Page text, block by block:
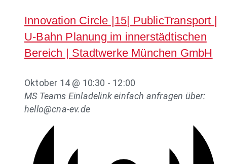
Innovation Circle |15| PublicTransport |
U-Bahn Planung im innerstädtischen
Bereich | Stadtwerke München GmbH
Oktober 14 @ 10:30 - 12:00
MS Teams Einladelink einfach anfragen über:
hello@cna-ev.de